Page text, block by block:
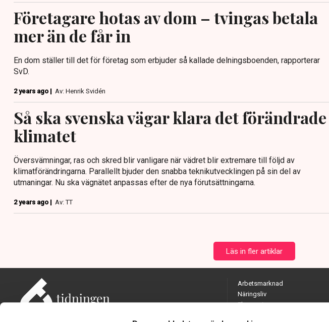
Företagare hotas av dom – tvingas betala
mer än de får in
En dom ställer till det för företag som erbjuder så kallade delningsboenden, rapporterar
SvD.
2 years ago | Av: Henrik Svidén
Så ska svenska vägar klara det förändrade
klimatet
Översvämningar, ras och skred blir vanligare när vädret blir extremare till följd av
klimatförändringarna. Parallellt bjuder den snabba teknikutvecklingen på sin del av
utmaningar. Nu ska vägnätet anpassas efter de nya förutsättningarna.
2 years ago | Av: TT
Läs in fler artiklar
Arbetsmarknad
Näringsliv
Ekonomi